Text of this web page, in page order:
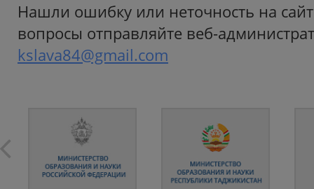
Нашли ошибку или неточность на
вопросы отправляйте веб-
kslava84@gmail.com